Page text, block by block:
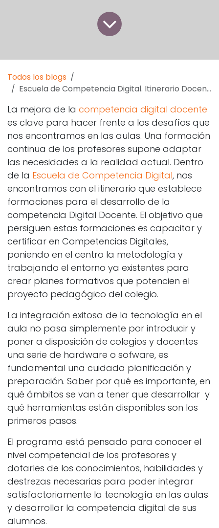
Todos los blogs
Escuela de Competencia Digital. Itinerario Docentes
La mejora de la competencia digital docente
es clave para hacer frente a los desafíos que
nos encontramos en las aulas. Una formación
continua de los profesores supone adaptar
las necesidades a la realidad actual. Dentro
de la Escuela de Competencia Digital, nos
encontramos con el itinerario que establece
formaciones para el desarrollo de la
competencia Digital Docente. El objetivo que
persiguen estas formaciones es capacitar y
certificar en Competencias Digitales,
poniendo en el centro la metodología y
trabajando el entorno ya existentes para
crear planes formativos que potencien el
proyecto pedagógico del colegio.
La integración exitosa de la tecnología en el
aula no pasa simplemente por introducir y
poner a disposición de colegios y docentes
una serie de hardware o sofware, es
fundamental una cuidada planificación y
preparación. Saber por qué es importante, en
qué ámbitos se van a tener que desarrollar y
qué herramientas están disponibles son los
primeros pasos.
El programa está pensado para conocer el
nivel competencial de los profesores y
dotarles de los conocimientos, habilidades y
destrezas necesarias para poder integrar
satisfactoriamente la tecnología en las aulas
y desarrollar la competencia digital de sus
alumnos.